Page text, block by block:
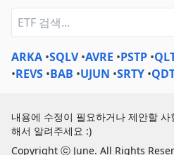
ARKA •SQLV •AVRE •PSTP •
•REVS •BAB •UJUN •SRTY •
내용에 수정이 필요하거나 제안할 사
해서 알려주세요 :)
Copyright ⓒ June. All Rights